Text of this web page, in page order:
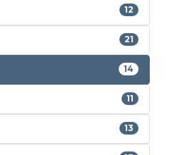
12
21
14
11
13